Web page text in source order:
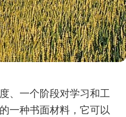
、一个阶段对学习和工
一种书面材料，它可以